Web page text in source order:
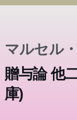
マルセル
贈与論 他
庫)